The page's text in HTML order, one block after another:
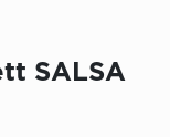
Arbiton
SALSA